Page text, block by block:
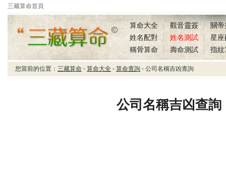
三藏算命首頁
三藏算命公司名稱吉凶
算命大全 觀音靈簽
關
姓名配對
姓名測試
星座
稱骨算命
壽命測試 指紋
您當前的位置： 三藏算命 - 算命大全 - 算命查詢 - 公司名稱吉凶查詢
公司名稱吉凶查詢